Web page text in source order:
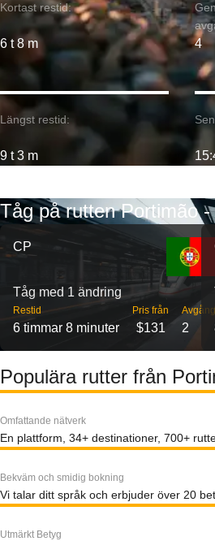
Kortast restid:
6 t 8 m
Längst restid:
9 t 3 m
4
Tåg på rutten Portimão
CP
Tåg med 1 ändring
Restid
6 timmar 8 minuter
Pris från
$131 2
Populära rutter från
Omfattande nätverk
En plattform, 34+ destinationer, 700+
Bekväm och smidig bokning
Vi talar ditt språk och erbjuder över 20
Utmärkt Betyg